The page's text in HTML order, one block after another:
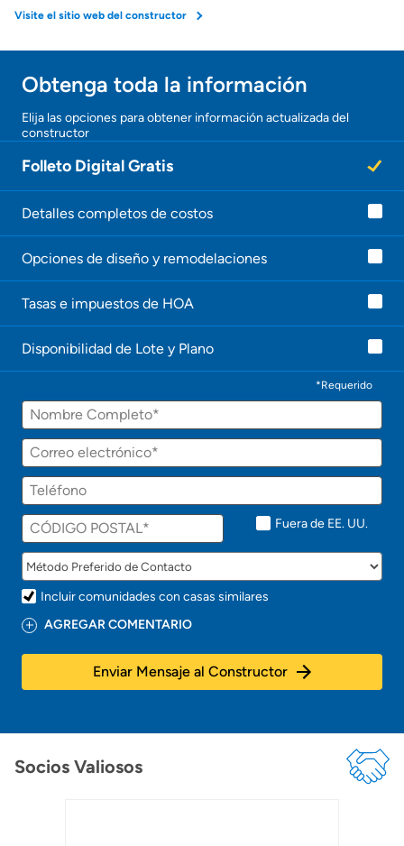
Obtener ofertas por mi casa
Visite el sitio web del constructor
Obtenga toda la información
Elija las opciones para obtener información actualizada del
constructor
Folleto Digital Gratis
Detalles completos de costos
Opciones de diseño y remodelaciones
Tasas e impuestos de HOA
Disponibilidad de Lote y Plano
*Requerido
Fuera de EE. UU.
Incluir comunidades con casas similares
AGREGAR COMENTARIO
Enviar Mensaje al Constructor
Socios Valiosos